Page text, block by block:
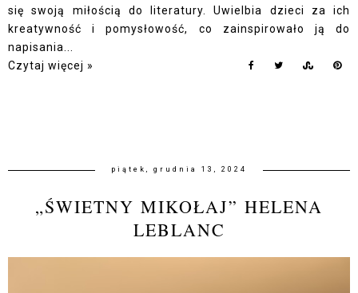
się swoją miłością do literatury. Uwielbia dzieci za ich
kreatywność i pomysłowość, co zainspirowało ją do
napisania...
Czytaj więcej »
piątek, grudnia 13, 2024
„ŚWIETNY MIKOŁAJ” HELENA
LEBLANC